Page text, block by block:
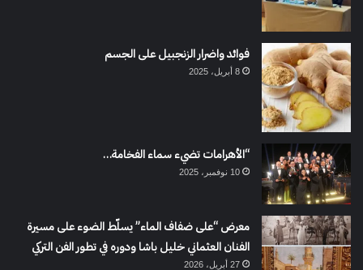
فوائد واضرار الزنجبيل على الجسم
8 أبريل، 2025
“الأهرامات تضيء سماء الفخامة…
10 نوفمبر، 2025
معرض “على ضفاف الماء” يسلّط الضوء على مسيرة
الفنان العثماني خليل باشا ودوره في تطور الفن التركي
27 أبريل، 2026